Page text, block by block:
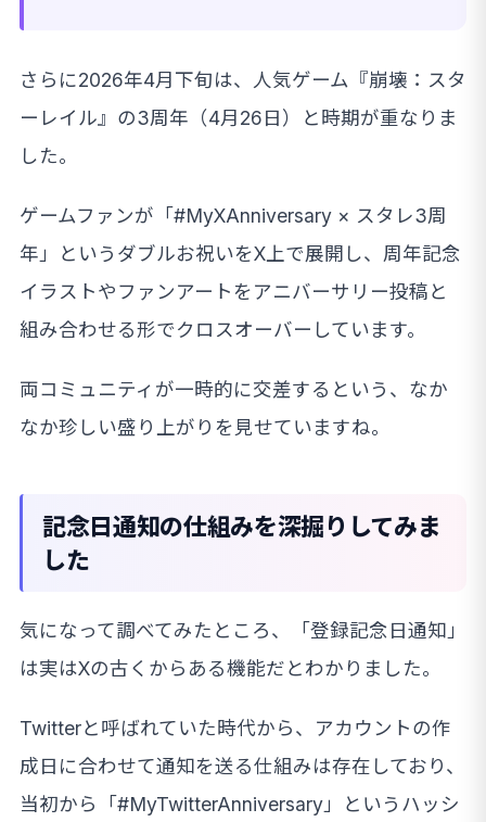
さらに2026年4月下旬は、人気ゲーム『崩壊：スタ
ーレイル』の3周年（4月26日）と時期が重なりま
した。
ゲームファンが「#MyXAnniversary × スタレ3周
年」というダブルお祝いをX上で展開し、周年記念
イラストやファンアートをアニバーサリー投稿と
組み合わせる形でクロスオーバーしています。
両コミュニティが一時的に交差するという、なか
なか珍しい盛り上がりを見せていますね。
記念日通知の仕組みを深掘りしてみま
した
気になって調べてみたところ、「登録記念日通知」
は実はXの古くからある機能だとわかりました。
Twitterと呼ばれていた時代から、アカウントの作
成日に合わせて通知を送る仕組みは存在しており、
当初から「#MyTwitterAnniversary」というハッシ